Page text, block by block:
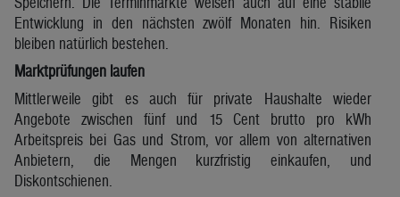
Entwicklung in den nächsten zwölf Monaten hin. Risiken
bleiben natürlich bestehen.
Marktprüfungen laufen
Mittlerweile gibt es auch für private Haushalte wieder
Angebote zwischen fünf und 15 Cent brutto pro kWh
Arbeitspreis bei Gas und Strom, vor allem von alternativen
Anbietern, die Mengen kurzfristig einkaufen, und
Diskontschienen.